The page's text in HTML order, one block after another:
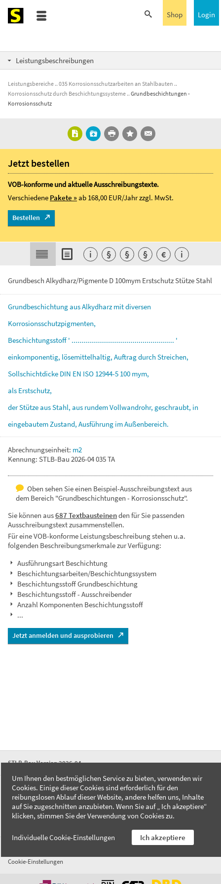
Login
Shop
Leistungsbeschreibungen
Leistungsbereiche
035 Korrosionsschutzarbeiten an Stahlbauten
Korrosionsschutz durch Beschichtungssysteme
Grundbeschichtungen -
Korrosionsschutz
Grundbesch Alkydharz/Pigmente D 100mym Erstschutz Stütze Stahl
GrundbeschichtungausAlkydharz mitdiversen
Korrosionsschutzpigmenten,
Beschichtungsstoff ' .................................................... '
einkomponentig, lösemittelhaltig, Auftragdurch Streichen,
Sollschichtdicke DIN EN ISO 12944-5 100 mym,
als Erstschutz,
derStützeausStahl, aus rundemVollwandrohr, geschraubt, in
eingebautemZustand, Ausführung imAußenbereich.
Abrechnungseinheit: m2
Kennung: STLB-Bau 2026-04 035 TA
Oben sehen Sie einen Beispiel-Ausschreibungstext aus
dem Bereich "Grundbeschichtungen - Korrosionsschutz".
Sie können aus687 Textbausteinenden für Sie passenden
Ausschreibungstext zusammenstellen.
Für eine VOB-konforme Leistungsbeschreibung stehen u.a.
folgenden Beschreibungsmerkmale zur Verfügung:
Ausführungsart Beschichtung
Beschichtungsarbeiten/Beschichtungssystem
Beschichtungsstoff Grundbeschichtung
Beschichtungsstoff - Ausschreibender
Anzahl Komponenten Beschichtungsstoff
...
Jetzt anmelden und ausprobieren
Jetzt bestellen
VOB-konforme und aktuelle Ausschreibungstexte.
Verschiedene Pakete »ab 168,00 EUR/Jahrzzgl. MwSt.
Bestellen
i § § § € i
STLB-Bau Version 2026-04
FAQ
Kontakt
Datenschutzerklärung
Cookie-Einstellungen
Um Ihnen den bestmöglichen Service zu bieten, verwenden wir
Cookies. Einige dieser Cookies sind erforderlich für den
reibungslosen Ablauf dieser Website, andere helfen uns, Inhalte
auf Sie zugeschnitten anzubieten. Wenn Sie auf „ Ich akzeptiere“
klicken, stimmen Sie der Verwendung von Cookies zu.
Individuelle Cookie-Einstellungen Ich akzeptiere